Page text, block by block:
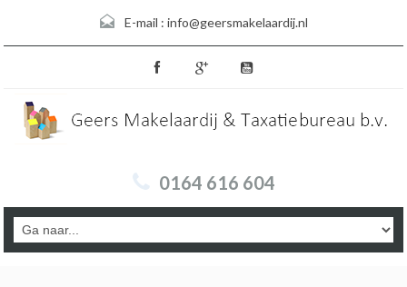
E-mail : info@geersmakelaardij.nl
0164 616 604